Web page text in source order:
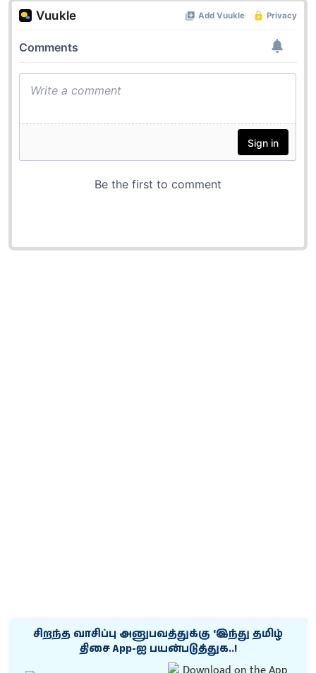
சிறந்த வாசிப்பு அனுபவத்துக்கு ‘இந்து தமிழ்
திசை App-ஐ பயன்படுத்துக..!